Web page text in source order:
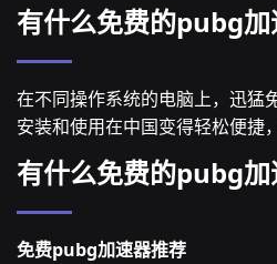
有什么免费的pubg加
在不同操作系统的电脑上，迅猛
安装和使用在中国变得轻松便捷
有什么免费的pubg加
免费pubg加速器推荐